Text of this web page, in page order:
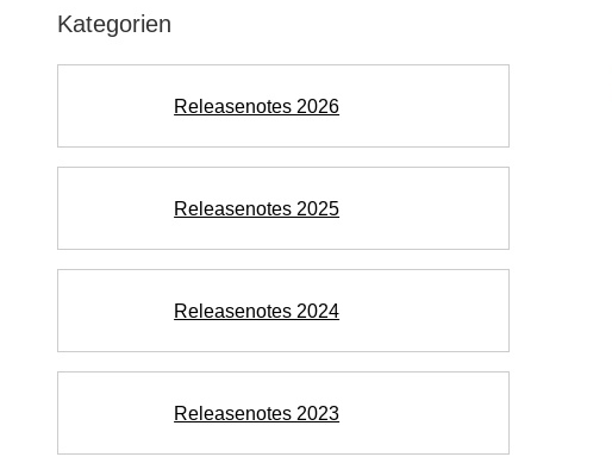
Kategorien
Releasenotes 2026
Releasenotes 2025
Releasenotes 2024
Releasenotes 2023